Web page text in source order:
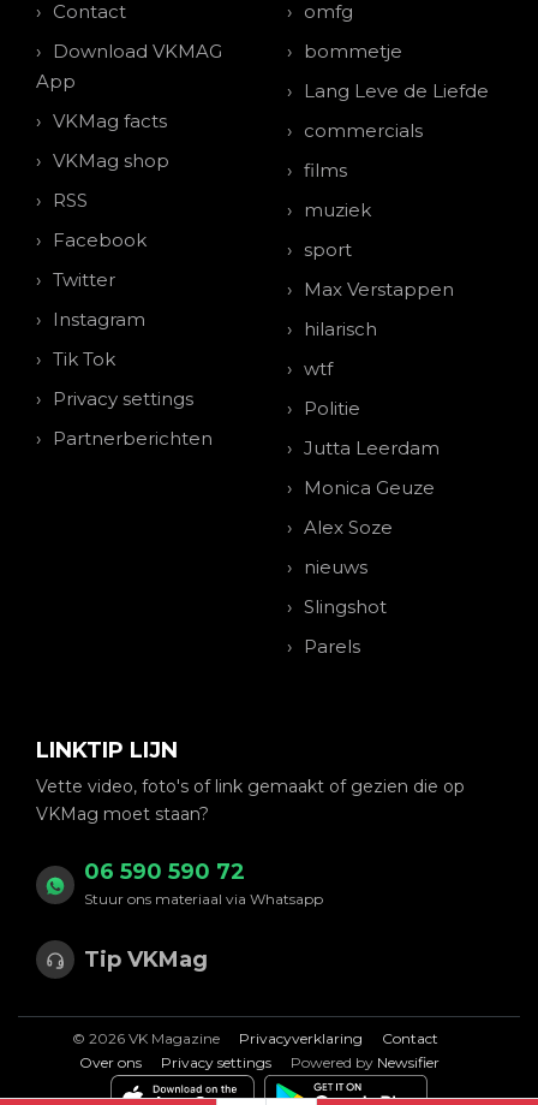
Contact
Download VKMAG
App
VKMag facts
VKMag shop
RSS
Facebook
Twitter
Instagram
Tik Tok
Privacy settings
Partnerberichten
omfg
bommetje
Lang Leve de Liefde
commercials
films
muziek
sport
Max Verstappen
hilarisch
wtf
Politie
Jutta Leerdam
Monica Geuze
Alex Soze
nieuws
Slingshot
Parels
LINKTIP LIJN
Vette video, foto's of link gemaakt of gezien die op
VKMag moet staan?
06 590 590 72
Stuur ons materiaal via Whatsapp
Tip VKMag
© 2026 VK Magazine Privacyverklaring
Contact
Over ons
Privacy settings Powered by Newsifier